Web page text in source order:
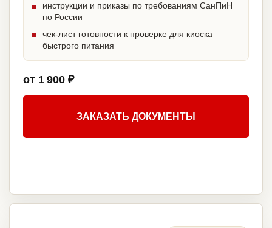
инструкции и приказы по требованиям СанПиН
по России
чек-лист готовности к проверке для киоска
быстрого питания
от 1 900 ₽
ЗАКАЗАТЬ ДОКУМЕНТЫ